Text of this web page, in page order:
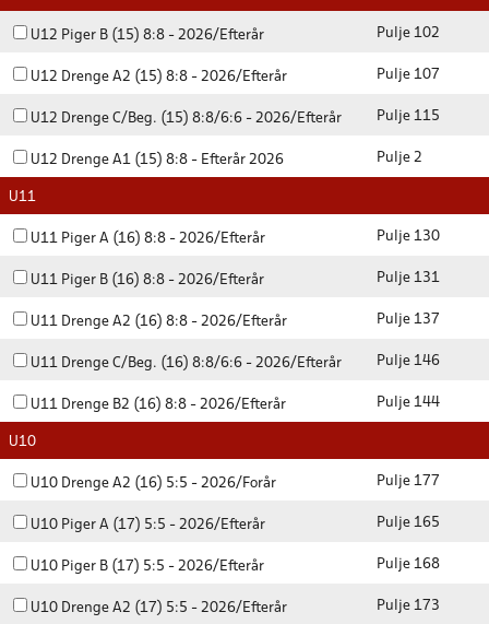
U12 Piger B (15) 8:8 - 2026/Efterår Pulje 102
U12 Drenge A2 (15) 8:8 - 2026/Efterår Pulje 107
U12 Drenge C/Beg. (15) 8:8/6:6 - 2026/Efterår Pulje 115
U12 Drenge A1 (15) 8:8 - Efterår 2026 Pulje 2
U11
U11 Piger A (16) 8:8 - 2026/Efterår Pulje 130
U11 Piger B (16) 8:8 - 2026/Efterår Pulje 131
U11 Drenge A2 (16) 8:8 - 2026/Efterår Pulje 137
U11 Drenge C/Beg. (16) 8:8/6:6 - 2026/Efterår Pulje 146
U11 Drenge B2 (16) 8:8 - 2026/Efterår Pulje 144
U10
U10 Drenge A2 (16) 5:5 - 2026/Forår Pulje 177
U10 Piger A (17) 5:5 - 2026/Efterår Pulje 165
U10 Piger B (17) 5:5 - 2026/Efterår Pulje 168
U10 Drenge A2 (17) 5:5 - 2026/Efterår Pulje 173